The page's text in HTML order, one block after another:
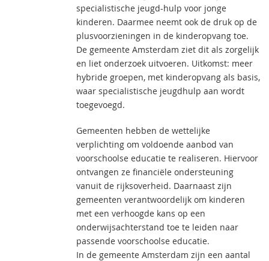
specialistische jeugd-hulp voor jonge
kinderen. Daarmee neemt ook de druk op de
plusvoorzieningen in de kinderopvang toe.
De gemeente Amsterdam ziet dit als zorgelijk
en liet onderzoek uitvoeren. Uitkomst: meer
hybride groepen, met kinderopvang als basis,
waar specialistische jeugdhulp aan wordt
toegevoegd.
Gemeenten hebben de wettelijke
verplichting om voldoende aanbod van
voorschoolse educatie te realiseren. Hiervoor
ontvangen ze financiële ondersteuning
vanuit de rijksoverheid. Daarnaast zijn
gemeenten verantwoordelijk om kinderen
met een verhoogde kans op een
onderwijsachterstand toe te leiden naar
passende voorschoolse educatie.
In de gemeente Amsterdam zijn een aantal